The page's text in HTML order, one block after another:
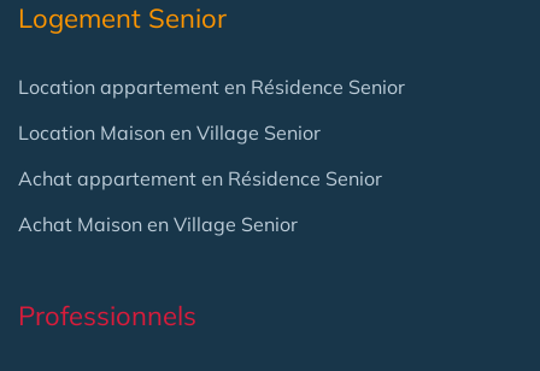
Logement Senior
Location appartement en Résidence Senior
Location Maison en Village Senior
Achat appartement en Résidence Senior
Achat Maison en Village Senior
Professionnels